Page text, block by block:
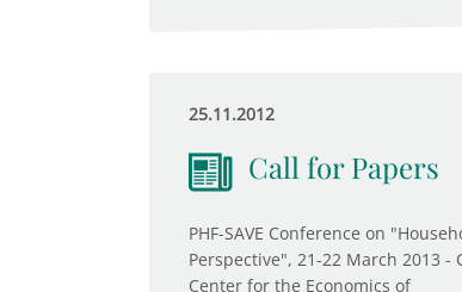
25.11.2012
Call for Papers
PHF-SAVE Conference on
Perspective", 21-22 March 2013
Center for the Economics of